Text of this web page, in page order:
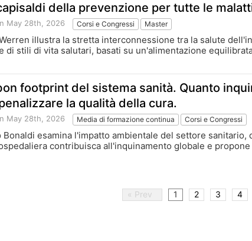
della prevenzione per tutte le
May 28th, 2026 Corsi e Congressi Master
illustra la stretta interconnessione tra la salute
di stili di vita salutari, basati su un'alimentazione
footprint del sistema sanità. Quanto
la qualità della cura.
May 28th, 2026 Media di formazione continua Corsi e Congressi
Bonaldi esamina l'impatto ambientale del settore
contribuisca all'inquinamento globale e
« Prev 1 2 3 4